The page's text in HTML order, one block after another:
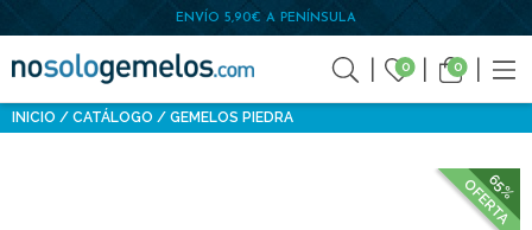
ENVÍO 5,90€ A PENÍNSULA
0 0
INICIO CATÁLOGO GEMELOS PIEDRA
65%
OFERTA